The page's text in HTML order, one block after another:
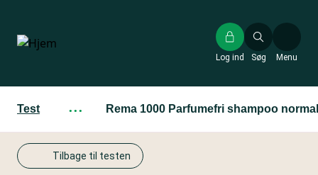
hovedindhold
Søg
Log ind Menu
Test ··· Rema 1000 Parfumefri shampoo
Tilbage til testen